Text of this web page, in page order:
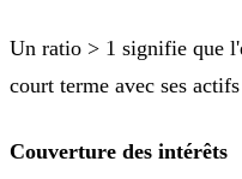
Un ratio > 1 signifie que
court terme avec ses
Couverture des intérêts